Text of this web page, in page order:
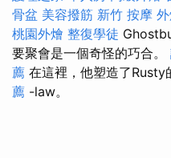
骨盆 美容撥筋 新竹 按摩
桃園外燴 整復學徒
要聚會是一個奇怪的巧合。
薦 在這裡，他塑造了Rusty
薦 -law。